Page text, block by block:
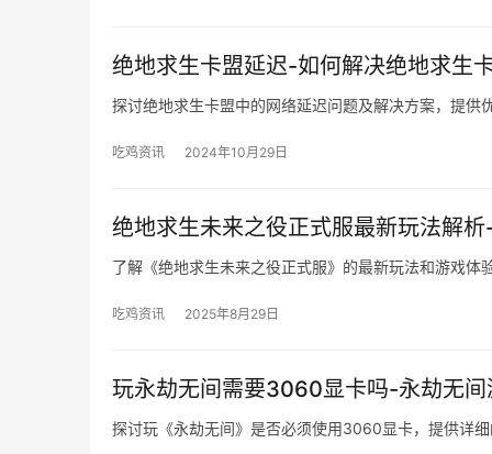
绝地求生卡盟延迟-如何解决绝地求生
探讨绝地求生卡盟中的网络延迟问题及解决方案，提供
吃鸡资讯 2024年10月29日
绝地求生未来之役正式服最新玩法解
了解《绝地求生未来之役正式服》的最新玩法和游戏体
吃鸡资讯 2025年8月29日
玩永劫无间需要3060显卡吗-永劫无间
探讨玩《永劫无间》是否必须使用3060显卡，提供详